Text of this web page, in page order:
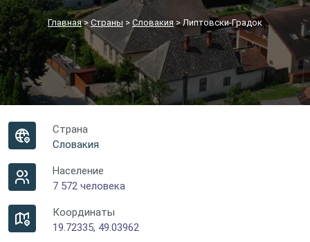
Главная> Страны > Словакия >Липтовски-Градок
Страна
Словакия
Население
7 572 человека
Координаты
19.72335, 49.03962